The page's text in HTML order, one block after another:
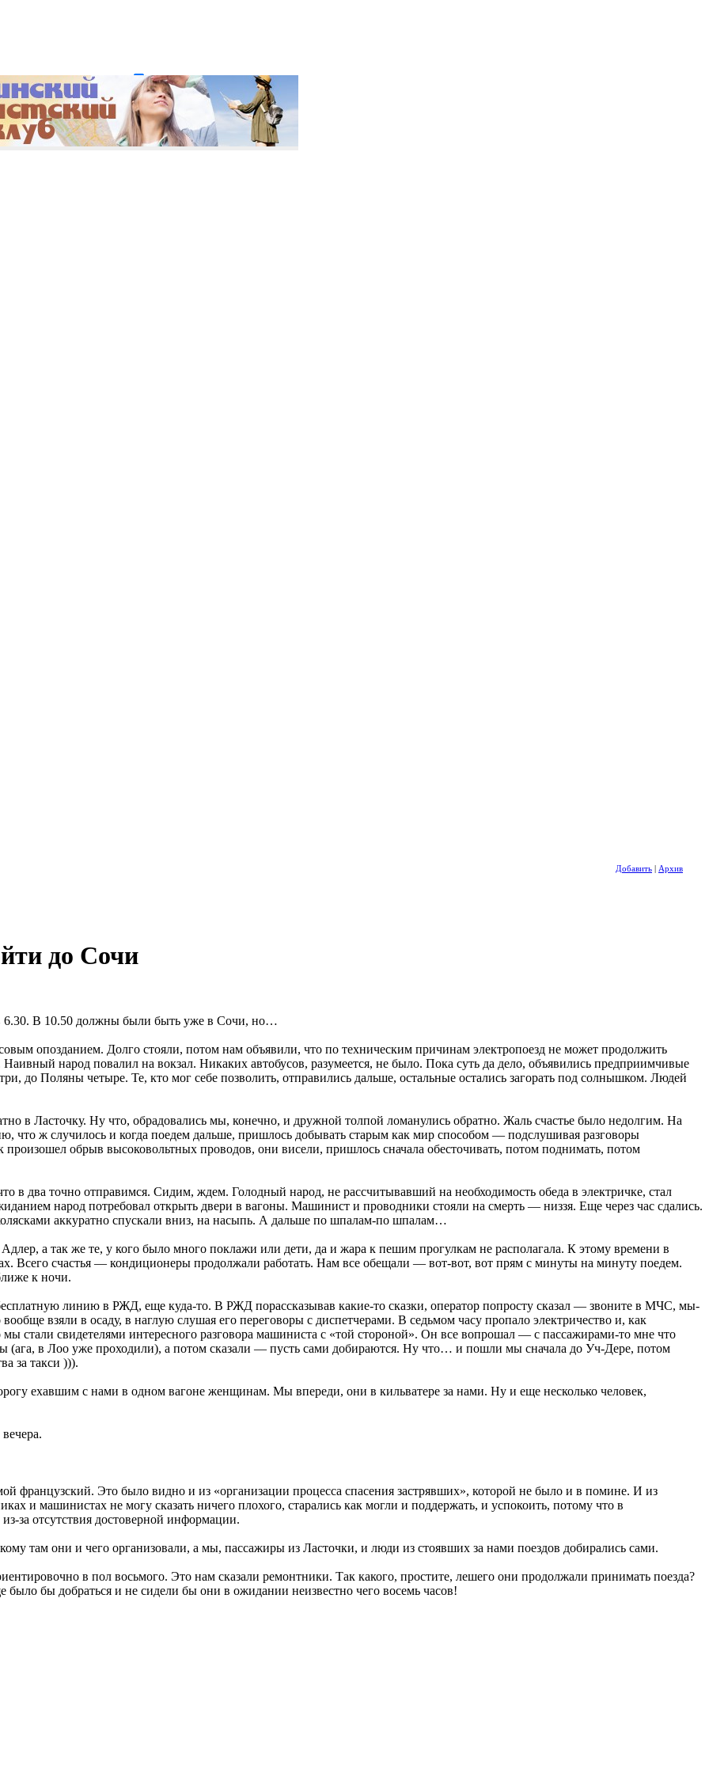
пароль? Регистрация
Добавить Архив
до Сочи
6.30. В 10.50 должны были быть уже в Сочи, но…
опозданием. Долго стояли, потом нам объявили, что по техническим причинам электропоезд не может продолжить
народ повалил на вокзал. Никаких автобусов, разумеется, не было. Пока суть да дело, объявились предприимчивые
до Поляны четыре. Те, кто мог себе позволить, отправились дальше, остальные остались загорать под солнышком. Людей
в Ласточку. Ну что, обрадовались мы, конечно, и дружной толпой ломанулись обратно. Жаль счастье было недолгим. На
что ж случилось и когда поедем дальше, пришлось добывать старым как мир способом — подслушивая разговоры
обрыв высоковольтных проводов, они висели, пришлось сначала обесточивать, потом поднимать, потом
в два точно отправимся. Сидим, ждем. Голодный народ, не рассчитывавший на необходимость обеда в электричке, стал
народ потребовал открыть двери в вагоны. Машинист и проводники стояли на смерть — низзя. Еще через час сдались.
аккуратно спускали вниз, на насыпь. А дальше по шпалам-по шпалам…
а так же те, у кого было много поклажи или дети, да и жара к пешим прогулкам не располагала. К этому времени в
Всего счастья — кондиционеры продолжали работать. Нам все обещали — вот-вот, вот прям с минуты на минуту поедем.
к ночи.
линию в РЖД, еще куда-то. В РЖД порассказывав какие-то сказки, оператор попросту сказал — звоните в МЧС, мы-
взяли в осаду, в наглую слушая его переговоры с диспетчерами. В седьмом часу пропало электричество и, как
стали свидетелями интересного разговора машиниста с «той стороной». Он все вопрошал — с пассажирами-то мне что
(ага, в Лоо уже проходили), а потом сказали — пусть сами добираются. Ну что… и пошли мы сначала до Уч-Дере, потом
за такси ))).
ехавшим с нами в одном вагоне женщинам. Мы впереди, они в кильватере за нами. Ну и еще несколько человек,
французский. Это было видно и из «организации процесса спасения застрявших», которой не было и в помине. И из
и машинистах не могу сказать ничего плохого, старались как могли и поддержать, и успокоить, потому что в
за отсутствия достоверной информации.
там они и чего организовали, а мы, пассажиры из Ласточки, и люди из стоявших за нами поездов добирались сами.
в пол восьмого. Это нам сказали ремонтники. Так какого, простите, лешего они продолжали принимать поезда?
бы добраться и не сидели бы они в ожидании неизвестно чего восемь часов!